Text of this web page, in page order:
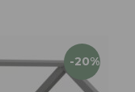
-20%